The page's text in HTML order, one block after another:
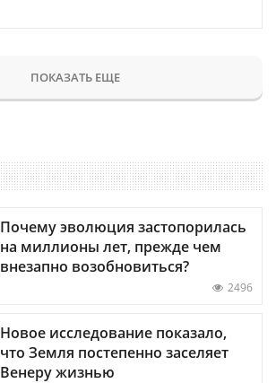
ПОКАЗАТЬ ЕЩЕ
Почему эволюция застопорилась
на миллионы лет, прежде чем
внезапно возобновиться?
2496
Новое исследование показало,
что Земля постепенно заселяет
Венеру жизнью